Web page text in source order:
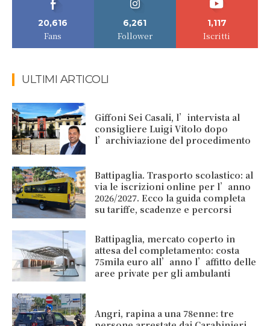
20,616
Fans
6,261
Follower
1,117
Iscritti
ULTIMI ARTICOLI
Giffoni Sei Casali, l’intervista al
consigliere Luigi Vitolo dopo
l’archiviazione del procedimento
Battipaglia. Trasporto scolastico: al
via le iscrizioni online per l’anno
2026/2027. Ecco la guida completa
su tariffe, scadenze e percorsi
Battipaglia, mercato coperto in
attesa del completamento: costa
75mila euro all’anno l’affitto delle
aree private per gli ambulanti
Angri, rapina a una 78enne: tre